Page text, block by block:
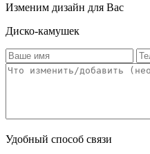
Изменим дизайн для Вас
Диско-камушек
Удобный способ связи